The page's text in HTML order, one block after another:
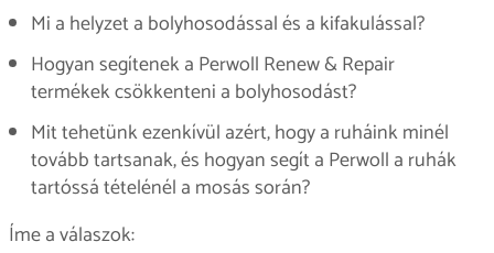
Mi a helyzet a bolyhosodással és a kifakulással?
Hogyan segítenek a Perwoll Renew & Repair
termékek csökkenteni a bolyhosodást?
Mit tehetünk ezenkívül azért, hogy a ruháink minél
tovább tartsanak, és hogyan segít a Perwoll a ruhák
tartóssá tételénél a mosás során?
Íme a válaszok: